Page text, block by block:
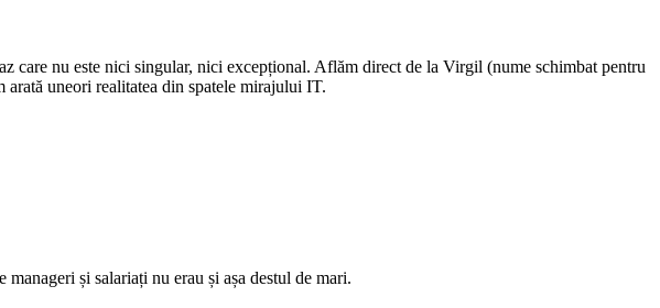
nu este nici singular, nici excepțional. Aflăm direct de la Virgil (nume schimbat pentru
uneori realitatea din spatele mirajului IT.
și salariați nu erau și așa destul de mari.